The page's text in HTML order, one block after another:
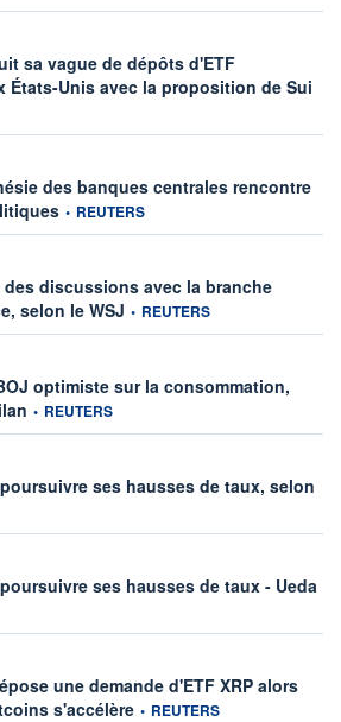
sa vague de dépôts d'ETF
États-Unis avec la proposition de Sui
des banques centrales rencontre
information fournie par
• REUTERS
des discussions avec la branche
selon le WSJ information fournie par
• REUTERS
optimiste sur la consommation,
information fournie par
• REUTERS
ses hausses de taux, selon
ses hausses de taux - Ueda
une demande d'ETF XRP alors
s'accélère information fournie par
• REUTERS